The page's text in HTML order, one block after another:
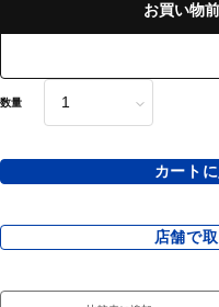
お買い物
数量
カート
店舗で